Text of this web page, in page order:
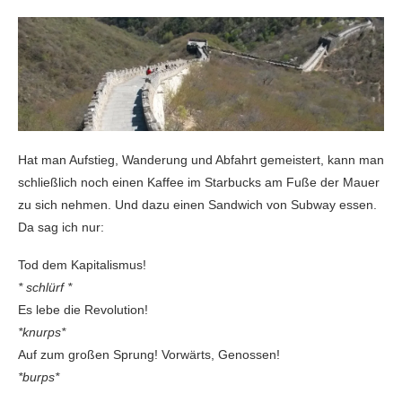
Hat man Aufstieg, Wanderung und Abfahrt gemeistert, kann man
schließlich noch einen Kaffee im Starbucks am Fuße der Mauer
zu sich nehmen. Und dazu einen Sandwich von Subway essen.
Da sag ich nur:
Tod dem Kapitalismus!
* schlürf *
Es lebe die Revolution!
*knurps*
Auf zum großen Sprung! Vorwärts, Genossen!
*burps*